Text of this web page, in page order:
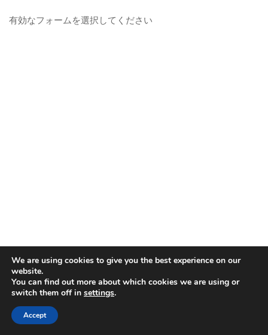
有効なフォームを選択してください
著作権は欧州宇宙機関に帰属します。無断転載を禁じます。
We are using cookies to give you the best experience on our
website.
You can find out more about which cookies we are using or
switch them off in settings.
Accept